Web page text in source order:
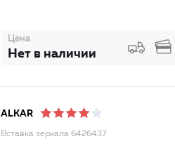
Цена
Нет в наличии
ALKAR
Вставка зеркала 6426437